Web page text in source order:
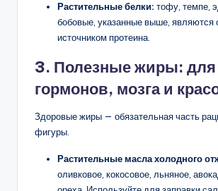
Растительные белки: тофу, темпе,
бобовые, указанные выше, являются
источником протеина.
3. Полезные жиры: для
гормонов, мозга и
Здоровые жиры — обязательная часть
фигуры.
Растительные масла холодного
оливковое, кокосовое, льняное,